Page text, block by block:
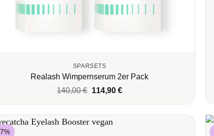
SPARSETS
Realash Wimpernserum 2er Pack
140,00€ Ursprünglicher
war:
114,90€Aktueller
ist: